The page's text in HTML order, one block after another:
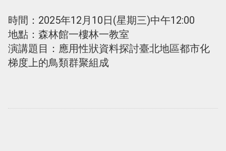
時間：2025年12月10日(星期三)中午12:00
地點：森林館一樓林一教室
演講題目：應用性狀資料探討臺北地區都市化
梯度上的鳥類群聚組成